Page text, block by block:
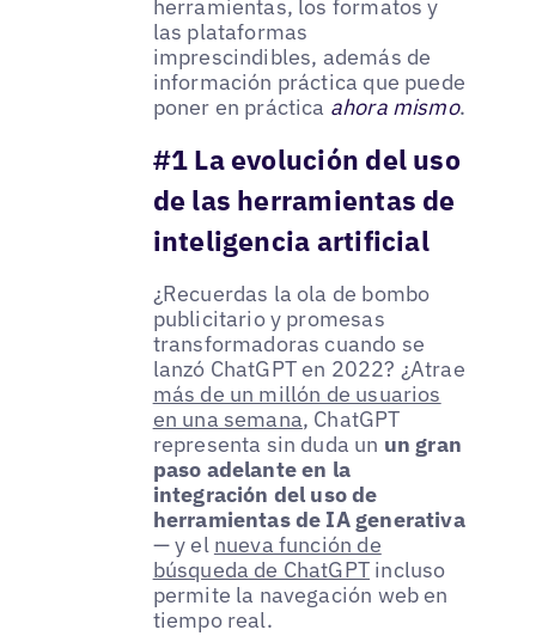
herramientas, los formatos y
las plataformas
imprescindibles, además de
información práctica que puede
poner en práctica ahora mismo.
#1 La evolución del uso
de las herramientas de
inteligencia artificial
¿Recuerdas la ola de bombo
publicitario y promesas
transformadoras cuando se
lanzó ChatGPT en 2022? ¿Atrae
más de un millón de usuarios
en una semana, ChatGPT
representa sin duda un un gran
paso adelante en la
integración del uso de
herramientas de IA generativa
— y el nueva función de
búsqueda de ChatGPT incluso
permite la navegación web en
tiempo real.